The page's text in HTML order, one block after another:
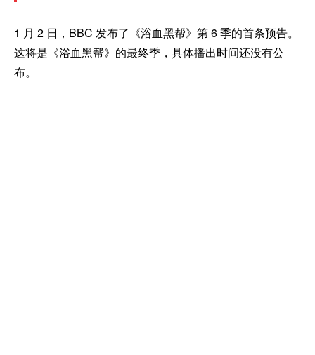
1 月 2 日，BBC 发布了《浴血黑帮》第 6 季的首条预告。
这将是《浴血黑帮》的最终季，具体播出时间还没有公
布。